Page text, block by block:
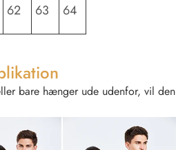
62 63 64
bare hænger ude udenfor, vil